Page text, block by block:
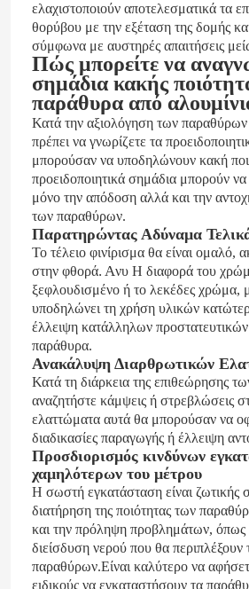
ελαχιστοποιούν αποτελεσματικά τα
θορύβου με την εξέταση της δομής
σύμφωνα με αυστηρές απαιτήσεις
Πώς μπορείτε να
σημάδια κακής
παράθυρα από
Κατά την αξιολόγηση των παραθύρων
πρέπει να γνωρίζετε τα
μπορούσαν να υποδηλώνουν κακή
προειδοποιητικά σημάδια μπορούν
μόνο την απόδοση αλλά και την
των παραθύρων.
Παρατηρώντας Αδύναμα
Το τέλειο φινίρισμα θα είναι ομαλό,
στην φθορά. Ανυ Η διαφορά του
ξεφλουδισμένο ή το λεκέδες χρώμα,
υποδηλώνει τη χρήση υλικών
έλλειψη κατάλληλων
παράθυρα.
Ανακάλυψη Διαρθρωτικών
Κατά τη διάρκεια της επιθεώρησης
αναζητήστε κάμψεις ή στρεβλώσεις
ελαττώματα αυτά θα μπορούσαν να
διαδικασίες παραγωγής ή έλλειψη
Προσδιορισμός κινδύνων
χαμηλότερων του μέτρου
Η σωστή εγκατάσταση είναι ζωτικής
διατήρηση της ποιότητας των
και την πρόληψη προβλημάτων, όπως
διείσδυση νερού που θα
παραθύρων.Είναι καλύτερο να
ειδικούς να εγκαταστήσουν τα